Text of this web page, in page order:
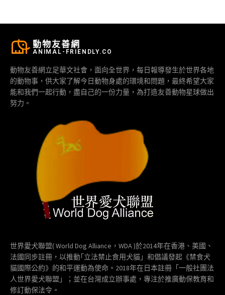
動物友善網
ANIMAL-FRIENDLY.CO
動物友善網立足華文社會，面向全世界，每日報導發生於世界各地
的動物事，供大家了解今日動物身處的環境和問題，最終希望大家
能和我們一起行動，盡自己的一份力量，為打造友善動物星球做出
努力。
世界愛犬聯盟( World Dog Alliance，WDA )於2014年在香港、美國、
法國同步註冊，以推動｢立法禁止食用犬貓」和倡議發起《禁食犬
貓國際公約》的和平運動為使命。2018年在日本註冊「一般社團法
人世界愛犬聯盟」；並在台灣成立辦事處，專注於推廣動保教育和
修訂動保法令。